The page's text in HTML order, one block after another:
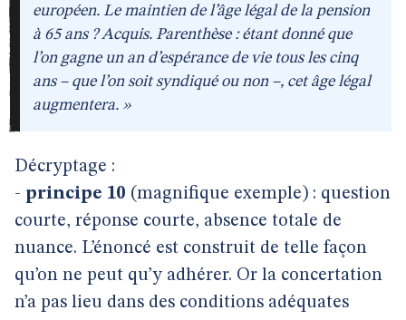
européen. Le maintien de l’âge légal de la pension
à 65 ans ? Acquis. Parenthèse : étant donné que
l’on gagne un an d’espérance de vie tous les cinq
ans – que l’on soit syndiqué ou non –, cet âge légal
augmentera. »
Décryptage :
- principe 10 (magnifique exemple) : question
courte, réponse courte, absence totale de
nuance. L’énoncé est construit de telle façon
qu’on ne peut qu’y adhérer. Or la concertation
n’a pas lieu dans des conditions adéquates